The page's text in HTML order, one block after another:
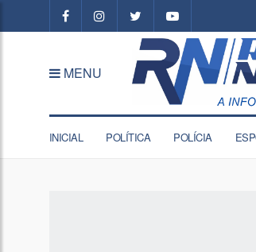
MENU
INICIAL POLÍTICA POLÍCIA